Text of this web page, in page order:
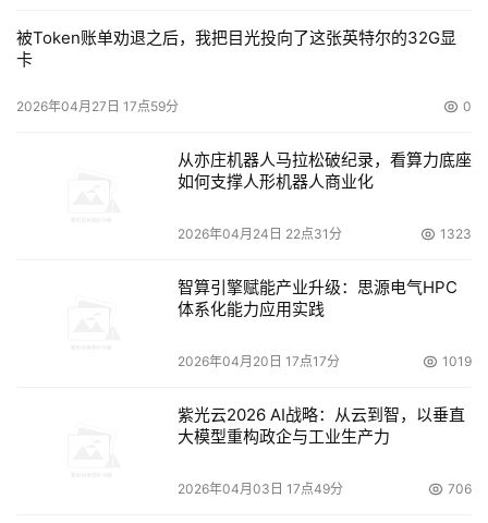
被Token账单劝退之后，我把目光投向了这张英特尔的32G显
卡
2026年04月27日 17点59分 0
从亦庄机器人马拉松破纪录，看算力底座
如何支撑人形机器人商业化
2026年04月24日 22点31分 1323
智算引擎赋能产业升级：思源电气HPC
体系化能力应用实践
2026年04月20日 17点17分 1019
紫光云2026 AI战略：从云到智，以垂直
大模型重构政企与工业生产力
2026年04月03日 17点49分 706